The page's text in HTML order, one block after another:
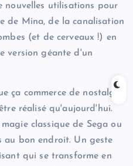
nouvelles utilisations pour
de Mina, de la canalisation
(et de cerveaux !) en
version géante d'un
ça commerce de nostalgie;
réalisé qu'aujourd'hui.
classique de Sega ou
au bon endroit. Un geste
qui se transforme en